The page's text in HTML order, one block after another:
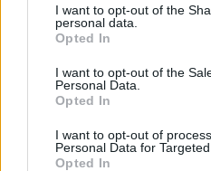
I want to opt-out of the
personal data.
Opted In
I want to opt-out of the
Personal Data.
Opted In
I want to opt-out of
Personal Data for Targeted
Opted In
Ελλάδας